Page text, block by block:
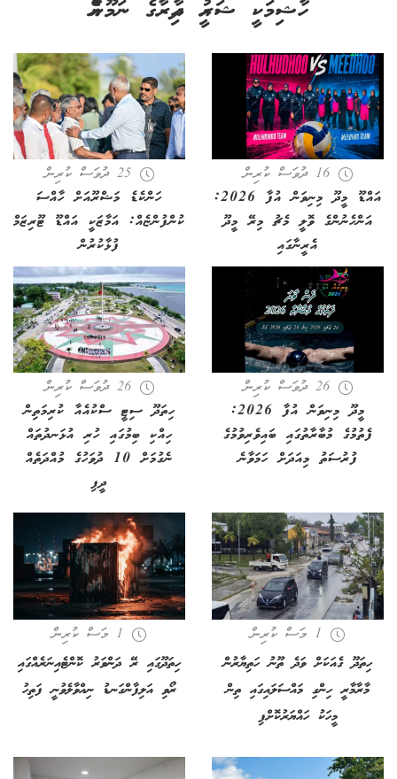
ހާޝިމަކީ ޝަރުއީ ދާއިރާގެ ނަމޫނާއެއް
16 ދުވަސް ކުރިން
އައްޑޫ މީދޫ މިނިވަން އުފާ 2026:
އަންހެނުންގެ ވޮލީ މެޗު މިރޭ މީދޫ
އެރީނާގައި
25 ދުވަސް ކުރިން
ހަންކެޑެ މަޝްރޫއަށް ހާއްސަ
ކުންފުންޏެއް: އަމާޒަކީ އައްޑޫ ޓޫރިޒަމް
ފުޅާކުރުން
26 ދުވަސް ކުރިން
މީދޫ މިނިވަން އުފާ 2026:
ފެތުމުގެ މުބާރާތުގައި ބައިވެރިވުމުގެ
ފުރުސަތު މިއަދަށް ހަމަވާނެ
26 ދުވަސް ކުރިން
ހިތަދޫ ސިޓީ ސްކުއެއާ ކުރިމަތިން
ހިއްކި ބިމުގައި ހުރި އުޅަނދުތައް
ނެގުމަށް 10 ދުވަހުގެ މުއްދަތެއް
ދީފި
1 މަސް ކުރިން
ހިތަދޫ ގެއަކަށް ވަދެ ތޫނު ހަތިޔާރުން
މާރާމާރީ ހިންގި މައްސަލައިގައި ތިން
މީހަކު ހައްޔަރުކޮށްފި
1 މަސް ކުރިން
ހިތަދޫގައި ރޭ ދަންވަރު ކޮންޓެއިނަރެއްގައި
ރޯވި އަލިފާންގަނޑު ނިއްވާލެވުނީ ފަތިހު